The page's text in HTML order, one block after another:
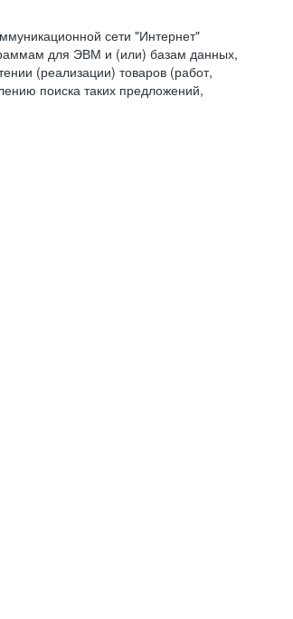
сети "Интернет"
для ЭВМ и (или) базам данных,
(реализации) товаров (работ,
поиска таких предложений,